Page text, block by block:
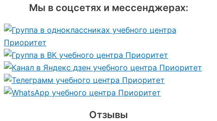
Мы в соцсетях и мессенджерах:
Отзывы